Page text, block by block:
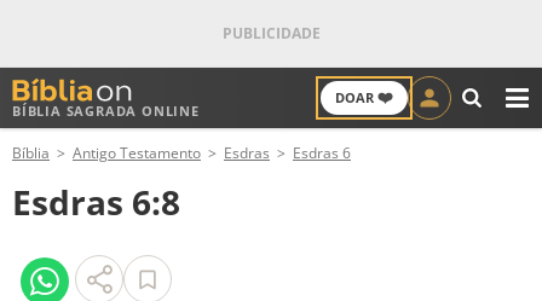
BÍBLIA SAGRADA ONLINE
DOAR ❤️
ANTIGO TESTAMENTO
NOVO TESTAMENTO
VERSÍCULOS
Bíblia Antigo Testamento Esdras Esdras 6
Esdras 6:8